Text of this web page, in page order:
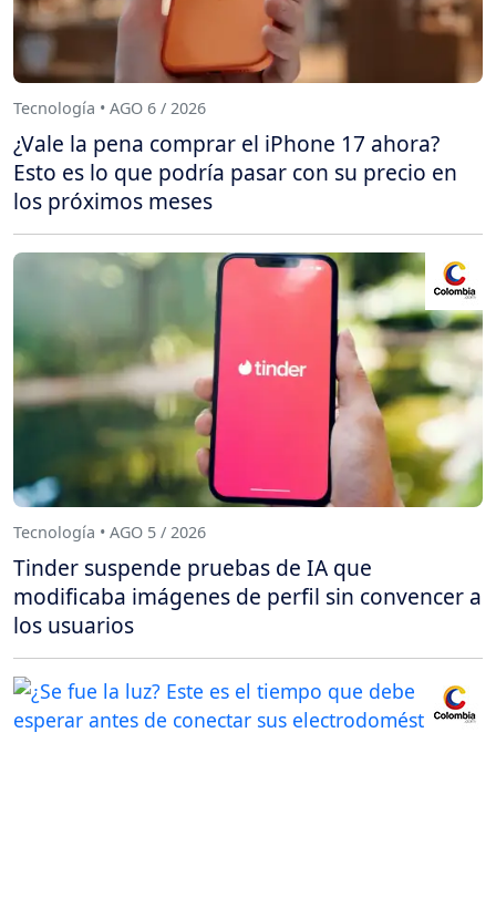
Tecnología • AGO 6 / 2026
¿Vale la pena comprar el iPhone 17 ahora?
Esto es lo que podría pasar con su precio en
los próximos meses
Tecnología • AGO 5 / 2026
Tinder suspende pruebas de IA que
modificaba imágenes de perfil sin convencer a
los usuarios